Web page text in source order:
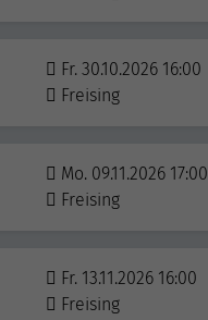
Fr. 30.10.2026 16:00
Freising
Mo. 09.11.2026 17:00
Freising
Fr. 13.11.2026 16:00
Freising